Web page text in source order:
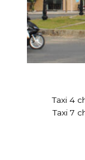
Taxi 4
Taxi 7